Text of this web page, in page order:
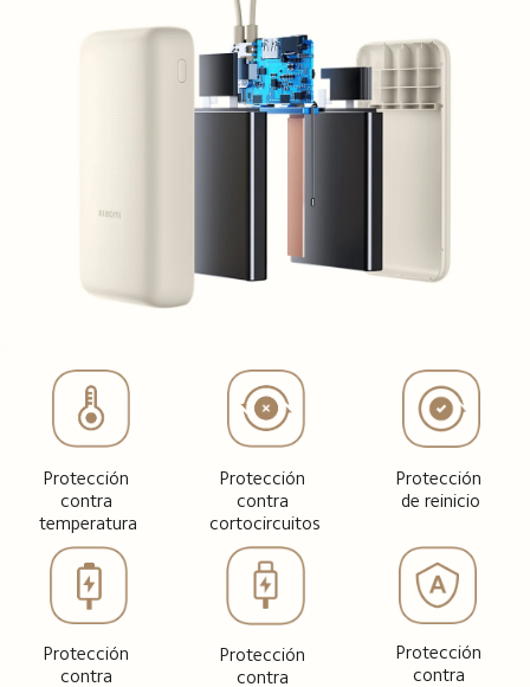
Protección
contra
temperatura
Protección
contra
cortocircuitos
Protección
de reinicio
Protección
contra
Protección
contra
Protección
contra